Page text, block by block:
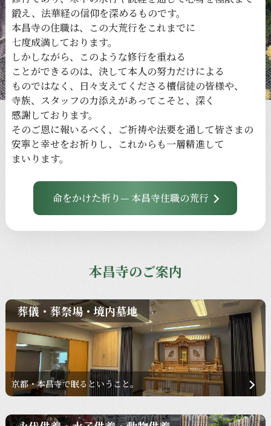
鍛え、 法華経の信仰を深める ものです。
本昌寺の住職は、 この大荒行をこれまでに
七度成満しております。
しかしながら、
このような修行を重ねる
ことができるのは、 決して本人の努力だけによる
ものではなく、
日々支えてくださる檀信徒の皆様や、
寺族、 スタッフの力添えがあってこそと、 深く
感謝しております。
そのご恩に報いるべく、 ご祈祷や法要を通して皆さまの
安寧と幸せをお祈りし、 これからも一層精進して
まいります。
命をかけた祈り— 本昌寺住職の荒行
本昌寺のご案内
葬儀・葬祭場・境内墓地
京都・本昌寺で眠るということ。